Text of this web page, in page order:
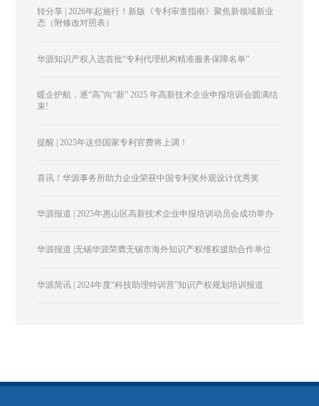
转分享 | 2026年起施行！新版《专利审查指南》聚焦新领域新业
态（附修改对照表）
华源知识产权入选首批“专利代理机构精准服务保障名单”
暖企护航，逐“高”向“新” 2025 年高新技术企业申报培训会圆满结
束!
提醒 | 2025年这些国家专利官费将上调！
喜讯！华源事务所助力企业荣获中国专利奖外观设计优秀奖
华源报道 | 2025年惠山区高新技术企业申报培训动员会成功举办
华源报道 |无锡华源荣膺无锡市海外知识产权维权援助合作单位
华源简讯 | 2024年度“科技助理特训营”知识产权规划培训报道